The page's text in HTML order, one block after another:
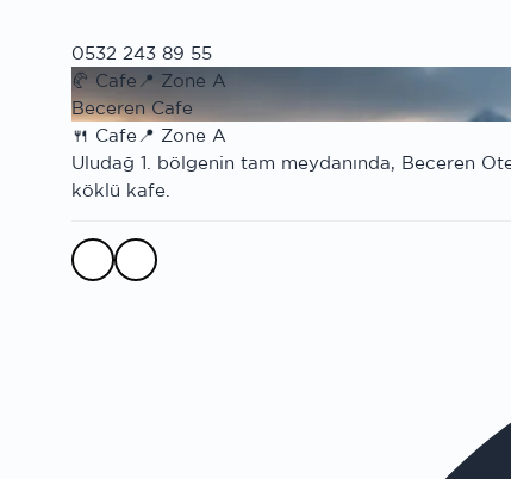
0532 243 89 55
🥐 Cafe 📍 Zone A
Beceren Cafe
🍴 Cafe📍 Zone A
Uludağ 1. bölgenin tam meydanında, Beceren
köklü kafe.